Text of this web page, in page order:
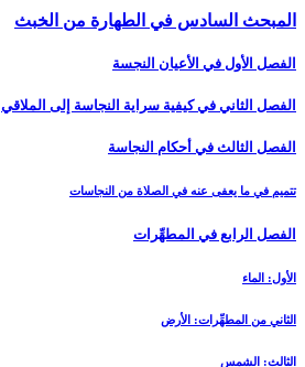
المبحث السادس في الطهارة من الخبث‏
الفصل الأول في الأعيان النجسة
الفصل الثاني في كيفية سراية النجاسة إلى الملاقي
الفصل الثالث في أحكام النجاسة
تتميم في ما يعفى‏ عنه في الصلاة من النجاسات
الفصل الرابع في المطهِّرات
الأول: الماء
الثاني من المطهِّرات: الأرض
الثالث: الشمس‏